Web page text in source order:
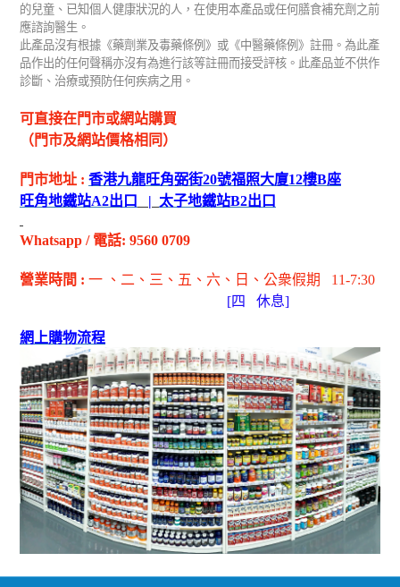
的兒童、已知個人健康狀況的人，在使用本產品或任何膳食補充劑之前
應諮詢醫生。
此產品沒有根據《藥劑業及毒藥條例》或《中醫藥條例》註冊。為此產
品作出的任何聲稱亦沒有為進行該等註冊而接受評核。此產品並不供作
診斷、治療或預防任何疾病之用。
可直接在門市或網站購買
（門市及網站價格相同）
門市地址 : 香港九龍旺角弼街20號福照大廈12樓B座
旺角地鐵站A2出 口 | 太子地鐵站B2出 口
Whatsapp / 電話: 9560 0709
營業時間 : 一 、二、三、五 、六 、日 、公衆假期
11-7:30
[四 休息]
網上購物流程